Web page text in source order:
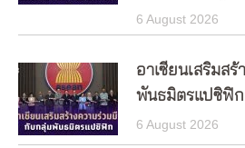
6 August 2026
อาเซียนเสริมส
พันธมิตรแปซิฟิก
6 August 2026